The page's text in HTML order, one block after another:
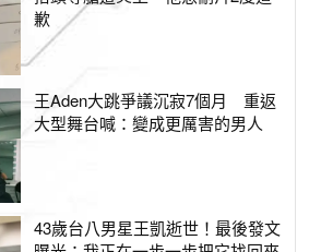
歉
王Aden大跳爭議沉寂7個月 重返
大型舞台喊：變成更厲害的男人
43歲台八男星王凱逝世！最後發文